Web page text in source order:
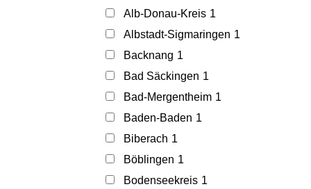
Alb-Donau-Kreis 1
Albstadt-Sigmaringen 1
Backnang 1
Bad Säckingen 1
Bad-Mergentheim 1
Baden-Baden 1
Biberach 1
Böblingen 1
Bodenseekreis 1